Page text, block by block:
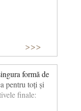
>>>
formă de
pentru toți și
finale: